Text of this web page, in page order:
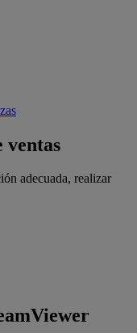
ventas
adecuada, realizar